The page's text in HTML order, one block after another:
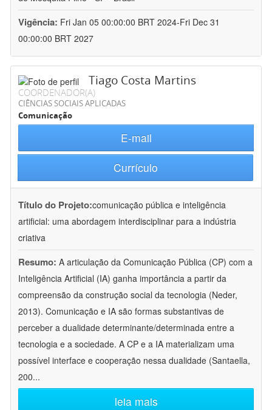
Vigência: Fri Jan 05 00:00:00 BRT 2024-Fri Dec 31
00:00:00 BRT 2027
Tiago Costa Martins
COORDENADOR(A)
CIÊNCIAS SOCIAIS APLICADAS
Comunicação
E-mail
Currículo
Título do Projeto:comunicação pública e inteligência
artificial: uma abordagem interdisciplinar para a indústria
criativa
Resumo: A articulação da Comunicação Pública (CP) com a
Inteligência Artificial (IA) ganha importância a partir da
compreensão da construção social da tecnologia (Neder,
2013). Comunicação e IA são formas substantivas de
perceber a dualidade determinante/determinada entre a
tecnologia e a sociedade. A CP e a IA materializam uma
possível interface e cooperação nessa dualidade (Santaella,
200...
leia mais